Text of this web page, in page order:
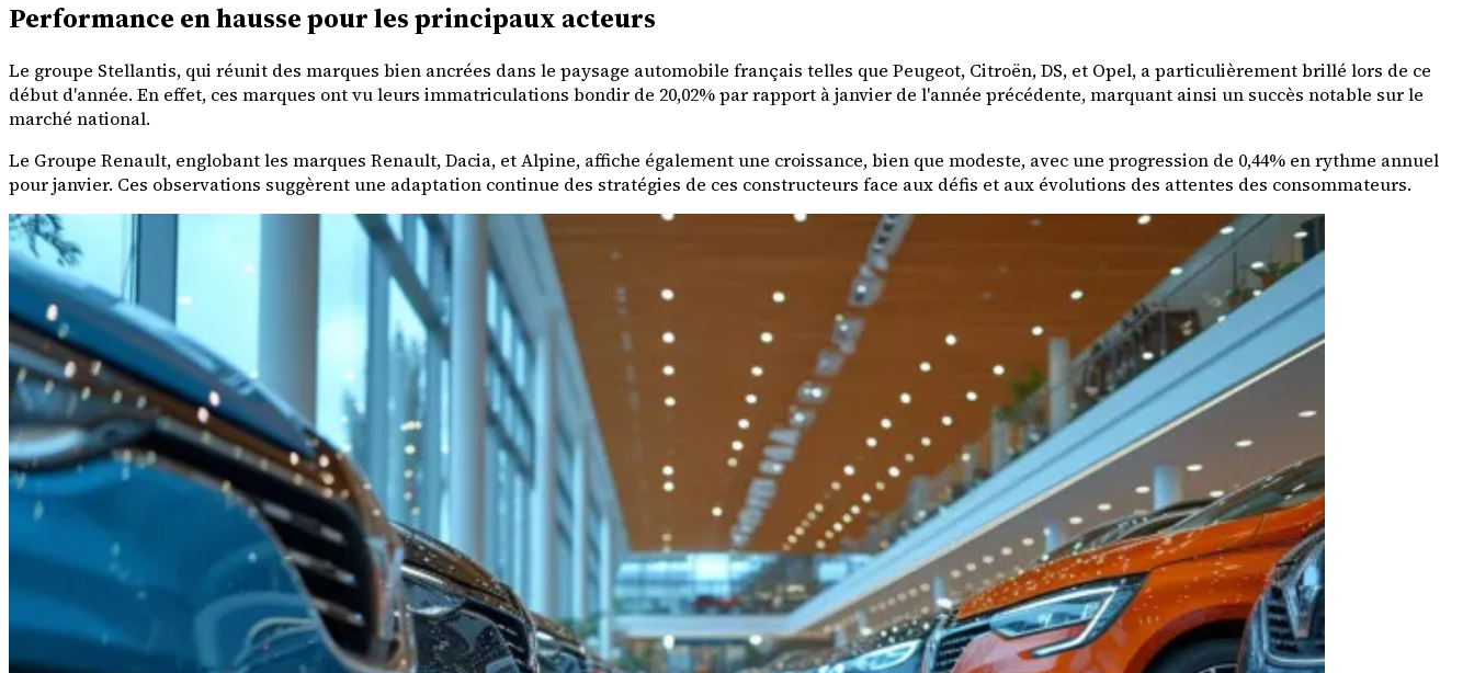
Performance en hausse pour les principaux acteurs
Le groupe Stellantis, qui réunit des marques bien ancrées dans le paysage automobile français telles que Peugeot, Citroën, DS, et Opel, a particulièrement brillé lors de ce
début d'année. En effet, ces marques ont vu leurs immatriculations bondir de 20,02% par rapport à janvier de l'année précédente, marquant ainsi un succès notable sur le
marché national.
Le Groupe Renault, englobant les marques Renault, Dacia, et Alpine, affiche également une croissance, bien que modeste, avec une progression de 0,44% en rythme annuel
pour janvier. Ces observations suggèrent une adaptation continue des stratégies de ces constructeurs face aux défis et aux évolutions des attentes des consommateurs.